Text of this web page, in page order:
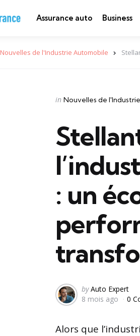
Assurance auto Business
Nouvelles de l'Industrie Automobile
Categories
Posted
in Nouvelles de
: un
Posted
by
by Auto Expert
8 mois ago
0
Alors que